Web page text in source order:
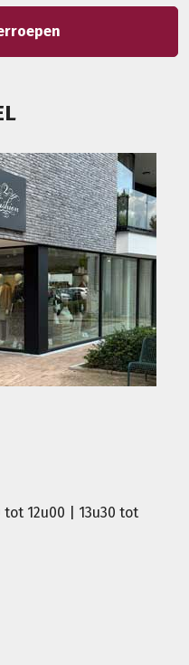
12u00 | 13u30 tot